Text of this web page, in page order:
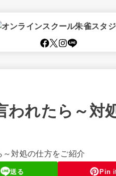
われたら～対
送る Pin